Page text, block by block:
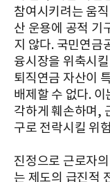
참여시키려는 움
산 운용에 공적 기
지 않다. 국민연금
융시장을 위축시
퇴직연금 자산이
배제할 수 없다.
각하게 훼손하며,
구로 전락시킬 위
진정으로 근로자
는 제도의 급진적